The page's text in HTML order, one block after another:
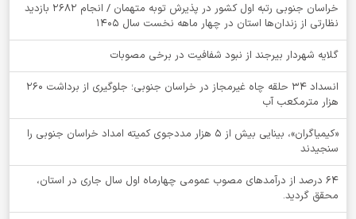
خراسان جنوبی رتبه اول کشور در پذیرش توبه متهمان / انجام ۲۶۸۲ بازدید
نظارتی از زندان‌ها استان در چهار ماهه نخست سال 1405
گلایه شهردار بیرجند از نبود شفافیت در برخی مصوبات
انسداد ۳۴ حلقه چاه غیرمجاز در خراسان جنوبی؛ جلوگیری از برداشت ۲۶۰
هزار مترمکعب آب
«کیمیاگران»، بینایی بیش از ۵ هزار مددجوی کمیته امداد خراسان جنوبی را
سنجیدند
64 درصد از درآمدهای مصوب عمومی چهارماه اول سال جاری در استان،
محقق گردید.